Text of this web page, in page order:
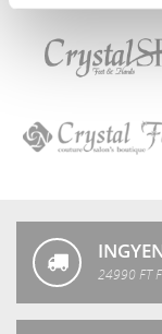
SPA
24990 FT